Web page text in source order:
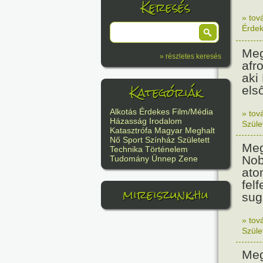
Keresés
» részletes keresés
Kategóriák
Alkotás Érdekes Film/Média
Házasság Irodalom
Katasztrófa Magyar Meghalt
Nő Sport Színház Született
Technika Történelem
Tudomány Ünnep Zene
mireiszunk.hu
»
aki
»
»